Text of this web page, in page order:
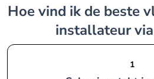
Hoe vind ik de beste vloerverwarming
installateur
1